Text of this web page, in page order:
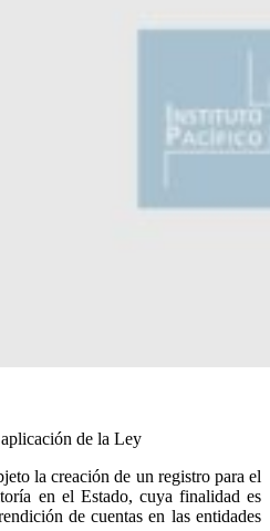
de la Ley
la creación de un registro para el
en el Estado, cuya finalidad es
de cuentas en las entidades